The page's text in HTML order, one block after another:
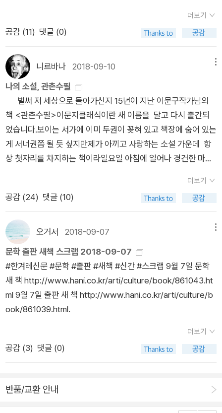
도 법의학에 관련된 기초 상식들, 각 사망 사건들과의 사회적 관
가능성을 이야기한다. 그 중 특별히 기억에 남는 부분은 각종 통
계자료였는데 자살률1위를 기록하고 있는 우리나라의 경우 의외
로 청소년 자살률은 핀란드보다도 낮은 편이고 상당수가 노인(특
히 남자)과 젊은 여성이라는 점이었다. 또한 미국의 경우 뉴욕 같
은 대도시 보다는 외진 지역에서 자살률이 훨씬 높고 국내의 경우
에도 마찬가지로 서울의 자살률이 가장 낮다고 한다. 그리고 자살
시도를 했던 사람들 중 생존한 60프로 이상이 자살 시도를 후회
수 있는 사회적 문제인듯 하다. 살아 있는 모든 사람은 죽는다. 물
론 과학이 좀 더 발전한 미래에는 '죽음'이란 것도 극복 가능한 문
제가 될 수 있을지 모르지만. 그럴 수 없는 상황이라면 우리 모두
에게 있을 '끝'에 관해 좀 더 열린 마음으로 고민하고 생각해봐야
하지 않을까? 삶은 죽음과 전혀 상관없는 일이 아니기 때문이
다.
지났는데 낡은 책 아냐.” 그런데 2020년에 새로 읽으니 어쩐지
서 ‘낡지 않은 새빛’을 찾고 싶었고, ‘오늘’ 책에서는 ‘오래된 길에
흐르는 빛’을 헤아리고 싶었어요. 그나저나 고흥으로 돌아가는 길
에 함씽씽이(버스)에서 무릎셈틀을 켜는데, 〈산책자〉에서 찍은
20.)《冠村隨筆》(이문구, 문학과지성사, 1977.12.5.).ㅅㄴㄹ※
글쓴이숲노래(최종규) : 우리말꽃(국어사전)을 쓰고 “말꽃 짓는
책숲(사전 짓는 서재도서관)”을 꾸린다. 1992년부터 이 길을 걸
었고, 쓴 책으로 《책숲마실》, 《우리말 수수께끼 동시》, 《새로 쓰
는 우리말 꾸러미 사전》, 《우리말 글쓰기 사전》, 《이오덕 마음 읽
기》, 《새로 쓰는 비슷한말 꾸러미 사전》, 《읽는 우리말 사전 1·2·
3》, 《우리말 동시 사전》, 《새로 쓰는 겹말 꾸러미 사전》, 《시골에
서 도서관 하는 즐거움》, 《시골에서 살림 짓는 즐거움》, 《시골에
서 책 읽는 즐거움》, 《마을에서 살려낸 우리말》, 《숲에서 살려낸
우리말》, 《10대와 통하는 새롭게 살려낸 우리말》, 《10대와 통하
노래 사전] https://book.naver.com/search/search.nhn?qu
사진을 몇 자락 찍었는데손전화 사진만 남았다..
일 잘 쓴 건 <식물..>인 것 같지만, <호텔 창문>과 <어쩌면...>
도 참 좋았다. 이미지만 놓고 보면 옥수수밭 쪽이, 호텔창문이나
무거나 다 잘 썼다. 아이들은 어떻게 읽었는지 나중에 답안을 보
면 알겠다. 나도 나만의 밭/숲을 잘 가꿔보고 싶은데, 아무 이야기
도 날 찾아와주지 않는다. 몸과 마음이 모조리 다 너무 피폐하여
무슨 이야기를 찾아나설 힘도 생기지 않는다. 곁들어, 윤성희, 권
여선 소설도 읽었다. 한밤에 놀이터에서 킥보드를 타는 할머니의
이미지 너무 좋았다. (그러나 글자가 너무 빡빡합니다ㅠㅠ) 쓰러
진 할머니를, 마침 공부를 하다 말고(실은 하지 않음) 귀가한 한
청년이 목격하여 신고한다. 그는 아무것도 하지 않음으로써 오히
려 할머니를 구한다. '아무것도 하지 않아도 괜찮아.'(?) 나를 위로
하는 한마디다. 남은 소설들은 내년 봄에 읽으려고 한다. 이 책은
우리 문단의 '로마'다. 모든 길은 로마-문동으로 통한다. - 아, 나
는 살겠소, 태양만 비친(춘)다면!- (... 이겨) 춤을 추겠네! 그렇게
기꺼이 춤추는 소설, 김영하를 읽었다. 이번에 새 판본이 나와서
청년 김영하의 소설을 읽는 기쁨을 누렸고, 덩달아 그런 김영하를
읽던 청년 김연경을 되돌아보는 (슬픈) 기쁨을 맛보았다. <엘리..
터>는 물론, <사진관...>, <흡혈귀>까지 봤다. 저 춤추는 '끼'를
어쩔까. 건필하시라, 우리의 영원한 오빠여. 시간은 없지
이장욱답지 않게 모종의 생기발랄, 이런 것이 느껴져서이다. 아이
서 그럴 수도. 발랄한 스토리텔러의 '끼'가 없어도, 그러나, 좋은
더보기
공감 (11) 댓글 (0)
니르바나 2018-09-10
나의 소설, 관촌수필
벌써 저 세상으로 돌아가신지 15년이 지난 이문구작가님의
책 <관촌수필>이문지클래식이란 새 이름을 달고 다시 출간되
었습니다.보이는 서가에 이미 두권이 꽂혀 있고 책장에 숨어 있는
게 서너권쯤 될 듯 싶지만제가 아끼고 사랑하는 소설 가운데 항
상 첫자리를 차지하는 책이라일요일 아침에 일어나 경건한 마음
명한 소설가, 시인이라도 세월앞에 장사가 없게 마련이라서 작가
가 유명을 달리하면 마지막으로 선풍을 일으키고는 급격하게 독
으면 고전, The Great Books가 되고 그렇지 못하면 쉼없이 찾
아오는 새 애인(?)들에게 버림받아 쓸쓸하게 독자들 기억속에서
잊혀져 가겠지요.저는 아직도 <관촌수필>을 처음 읽었을 때 받
았던 감동이 생생합니다.그 시대 상황 속에서 맡았던 공기 냄새도
느껴지구요.여러분께서 사랑하는 소설은 무엇입니까? 이 문 구
작품목록 (야훼의 무곡) 다갈라 불망비 백결 형제 이풍헌 생존
허가원 부동행 지혈 두더지 김탁보전 담배 한 대 간이역 이삭 가
을소리 백의 몽금포타령 덤으로 주고받기 장난감 풍선 이 풍진 세
상을 암소 매화 옛 등걸 그때는 옛날 못난 돼지 떠나야 할 사람/장
江山 그가 말했듯 그럴 수 없음 우산도 없이 초부 만추 새로 생긴
더보기
공감 (24) 댓글 (10)
오거서 2018-09-07
문학 출판 새책 스크랩 2018-09-07
‪#한겨레신문 #문학 #출판 #새책 #신간 #스크랩 9월 7일 문학
새 책 http://www.hani.co.kr/arti/culture/book/861043.ht
ml 9월 7일 출판 새 책 http://www.hani.co.kr/arti/culture/b
ook/861039.html.
더보기
공감 (3) 댓글 (0)
반품/교환 안내